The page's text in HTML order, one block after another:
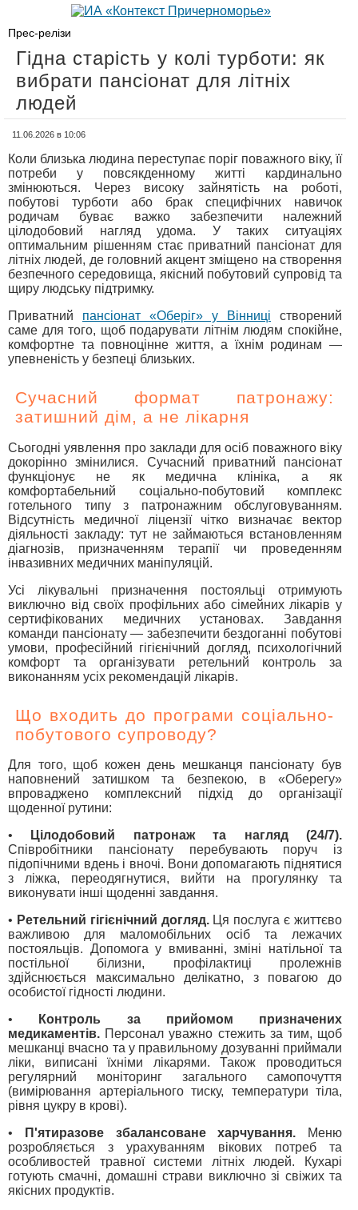
Прес-релізи
Гідна старість у колі турботи: як
вибрати пансіонат для літніх
людей
11.06.2026 в 10:06
Коли близька людина переступає поріг поважного віку, її
потреби у повсякденному житті кардинально
змінюються. Через високу зайнятість на роботі,
побутові турботи або брак специфічних навичок
родичам буває важко забезпечити належний
цілодобовий нагляд удома. У таких ситуаціях
оптимальним рішенням стає приватний пансіонат для
літніх людей, де головний акцент зміщено на створення
безпечного середовища, якісний побутовий супровід та
щиру людську підтримку.
Приватний пансіонат «Оберіг» у Вінниці створений
саме для того, щоб подарувати літнім людям спокійне,
комфортне та повноцінне життя, а їхнім родинам —
упевненість у безпеці близьких.
Сучасний формат патронажу:
затишний дім, а не лікарня
Сьогодні уявлення про заклади для осіб поважного віку
докорінно змінилися. Сучасний приватний пансіонат
функціонує не як медична клініка, а як
комфортабельний соціально-побутовий комплекс
готельного типу з патронажним обслуговуванням.
Відсутність медичної ліцензії чітко визначає вектор
діяльності закладу: тут не займаються встановленням
діагнозів, призначенням терапії чи проведенням
інвазивних медичних маніпуляцій.
Усі лікувальні призначення постояльці отримують
виключно від своїх профільних або сімейних лікарів у
сертифікованих медичних установах. Завдання
команди пансіонату — забезпечити бездоганні побутові
умови, професійний гігієнічний догляд, психологічний
комфорт та організувати ретельний контроль за
виконанням усіх рекомендацій лікарів.
Що входить до програми соціально-
побутового супроводу?
Для того, щоб кожен день мешканця пансіонату був
наповнений затишком та безпекою, в «Оберегу»
впроваджено комплексний підхід до організації
щоденної рутини:
•
Цілодобовий патронаж та нагляд (24/7).
Співробітники пансіонату перебувають поруч із
підопічними вдень і вночі. Вони допомагають піднятися
з ліжка, переодягнутися, вийти на прогулянку та
виконувати інші щоденні завдання.
• Ретельний гігієнічний догляд.Ця послуга є життєво
важливою для маломобільних осіб та лежачих
постояльців. Допомога у вмиванні, зміні натільної та
постільної білизни, профілактиці пролежнів
здійснюється максимально делікатно, з повагою до
особистої гідності людини.
•
Контроль за прийомом призначених
медикаментів. Персонал уважно стежить за тим, щоб
мешканці вчасно та у правильному дозуванні приймали
ліки, виписані їхніми лікарями. Також проводиться
регулярний моніторинг загального самопочуття
(вимірювання артеріального тиску, температури тіла,
рівня цукру в крові).
•
П'ятиразове збалансоване харчування. Меню
розробляється з урахуванням вікових потреб та
особливостей травної системи літніх людей. Кухарі
готують смачні, домашні страви виключно зі свіжих та
якісних продуктів.